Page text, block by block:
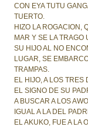
CON EYA TUTU
TUERTO.
HIZO LA ROGACION,
MAR Y SE LA TRAGO
SU HIJO AL NO
LUGAR, SE
TRAMPAS.
EL HIJO, A LOS TRES
EL SIGNO DE SU
A BUSCAR A LOS
IGUAL A LA DEL
EL AKUKO, FUE A LA